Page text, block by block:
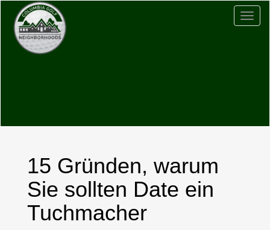
15 Gründen, warum
Sie sollten Date ein
Tuchmacher